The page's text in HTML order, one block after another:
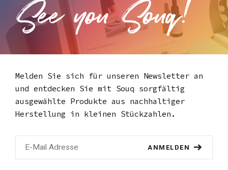
Melden Sie sich für unseren Newsletter an
und entdecken Sie mit Souq sorgfältig
ausgewählte Produkte aus nachhaltiger
Herstellung in kleinen Stückzahlen.
ANMELDEN